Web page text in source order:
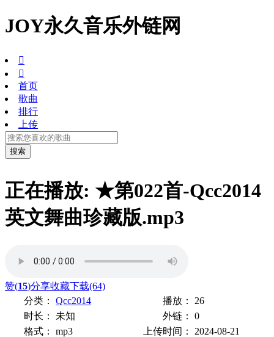
JOY永久音乐外链网


首页
歌曲
排行
上传
正在播放: ★第022首-Qcc2014
英文舞曲珍藏版.mp3
赞(15)分享收藏下载(64)
分类：
Qcc2014 播放：
26
时长：
未知 外链：
0
格式：
mp3 上传时间：
2024-08-21